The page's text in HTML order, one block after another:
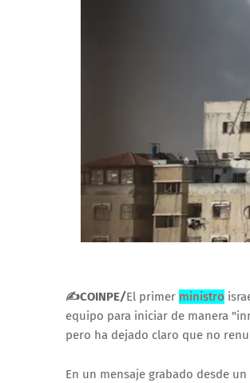
✍COINPE/El primer ministro
equipo para iniciar de manera
pero ha dejado claro que no
En un mensaje grabado desde